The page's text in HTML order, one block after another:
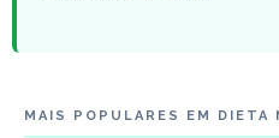
MAIS POPULARES EM DIETA